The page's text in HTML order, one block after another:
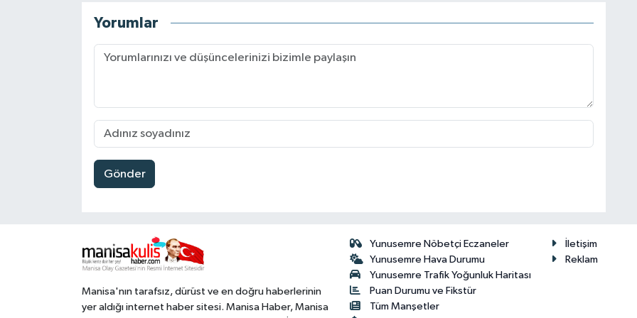
Yorumlar
Gönder
Manisa'nın tarafsız, dürüst ve en doğru haberlerinin
yer aldığı internet haber sitesi. Manisa Haber, Manisa
Yunusemre Nöbetçi Eczaneler
Yunusemre Hava Durumu
Yunusemre Trafik Yoğunluk Haritası
Puan Durumu ve Fikstür
Tüm Manşetler
İletişim
Reklam